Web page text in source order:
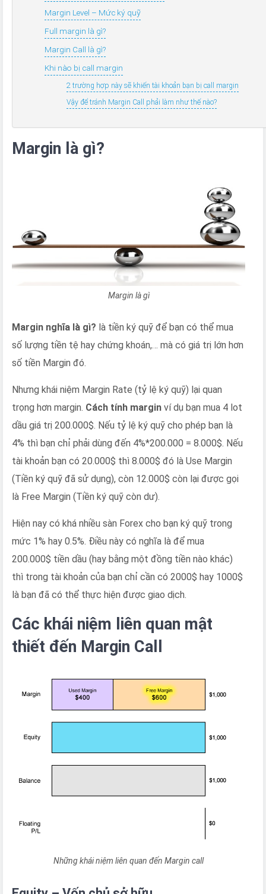
Margin Level – Mức ký quỹ
Full margin là gì?
Margin Call là gì?
Khi nào bị call margin
2 trường hợp này sẽ khiến tài khoản bạn bị call margin
Vậy để tránh Margin Call phải làm như thế nào?
Margin là gì?
Margin là gì
Margin nghĩa là gì? là tiền ký quỹ để bạn có thể mua
số lượng tiền tệ hay chứng khoán,… mà có giá trị lớn hơn
số tiền Margin đó.
Nhưng khái niệm Margin Rate (tỷ lệ ký quỹ) lại quan
trọng hơn margin. Cách tính margin ví dụ bạn mua 4 lot
dầu giá trị 200.000$. Nếu tỷ lệ ký quỹ cho phép bạn là
4% thì bạn chỉ phải dùng đến 4%*200.000 = 8.000$. Nếu
tài khoản bạn có 20.000$ thì 8.000$ đó là Use Margin
(Tiền ký quỹ đã sử dụng), còn 12.000$ còn lại được gọi
là Free Margin (Tiền ký quỹ còn dư).
Hiện nay có khá nhiều sàn Forex cho bạn ký quỹ trong
mức 1% hay 0.5%. Điều này có nghĩa là để mua
200.000$ tiền dầu (hay bằng một đồng tiền nào khác)
thì trong tài khoản của bạn chỉ cần có 2000$ hay 1000$
là bạn đã có thể thực hiện được giao dịch.
Các khái niệm liên quan mật
thiết đến Margin Call
Những khái niệm liên quan đến Margin call